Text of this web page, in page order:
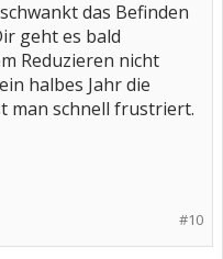
das Befinden
geht es bald
Reduzieren nicht
halbes Jahr die
man schnell frustriert.
#10